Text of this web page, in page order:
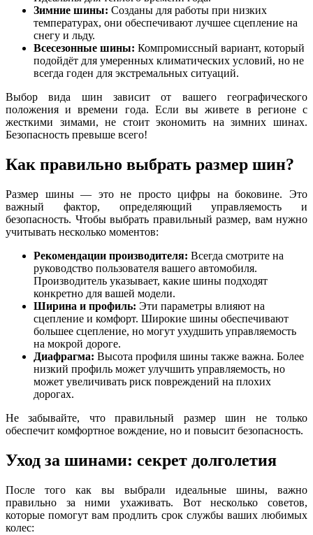
Зимние шины: Созданы для работы при низких
температурах, они обеспечивают лучшее сцепление на
снегу и льду.
Всесезонные шины: Компромиссный вариант, который
подойдёт для умеренных климатических условий, но не
всегда годен для экстремальных ситуаций.
Выбор вида шин зависит от вашего географического
положения и времени года. Если вы живете в регионе с
жесткими зимами, не стоит экономить на зимних шинах.
Безопасность превыше всего!
Как правильно выбрать размер шин?
Размер шины — это не просто цифры на боковине. Это
важный фактор, определяющий управляемость и
безопасность. Чтобы выбрать правильный размер, вам нужно
учитывать несколько моментов:
Рекомендации производителя: Всегда смотрите на
руководство пользователя вашего автомобиля.
Производитель указывает, какие шины подходят
конкретно для вашей модели.
Ширина и профиль: Эти параметры влияют на
сцепление и комфорт. Широкие шины обеспечивают
большее сцепление, но могут ухудшить управляемость
на мокрой дороге.
Диафрагма: Высота профиля шины также важна. Более
низкий профиль может улучшить управляемость, но
может увеличивать риск повреждений на плохих
дорогах.
Не забывайте, что правильный размер шин не только
обеспечит комфортное вождение, но и повысит безопасность.
Уход за шинами: секрет долголетия
После того как вы выбрали идеальные шины, важно
правильно за ними ухаживать. Вот несколько советов,
которые помогут вам продлить срок службы ваших любимых
колес: